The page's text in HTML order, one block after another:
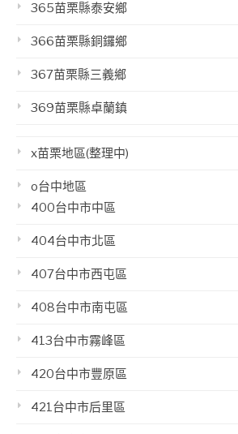
365苗栗縣泰安鄉
366苗栗縣銅鑼鄉
367苗栗縣三義鄉
369苗栗縣卓蘭鎮
x苗栗地區(整理中)
o台中地區
400台中市中區
404台中市北區
407台中市西屯區
408台中市南屯區
413台中市霧峰區
420台中市豐原區
421台中市后里區